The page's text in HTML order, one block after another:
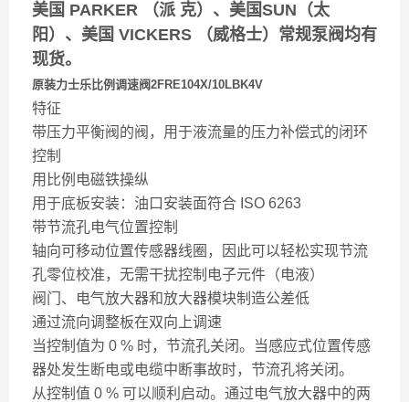
美国 PARKER （派 克）、美国SUN（太
阳）、美国 VICKERS （威格士）常规泵阀均有
现货。
原装力士乐比例调速阀2FRE104X/10LBK4V
特征
带压力平衡阀的阀，用于液流量的压力补偿式的闭环
控制
用比例电磁铁操纵
用于底板安装：油口安装面符合 ISO 6263
带节流孔电气位置控制
轴向可移动位置传感器线圈，因此可以轻松实现节流
孔零位校准，无需干扰控制电子元件（电液）
阀门、电气放大器和放大器模块制造公差低
通过流向调整板在双向上调速
当控制值为 0 % 时，节流孔关闭。当感应式位置传感
器处发生断电或电缆中断事故时，节流孔将关闭。
从控制值 0 % 可以顺利启动。通过电气放大器中的两